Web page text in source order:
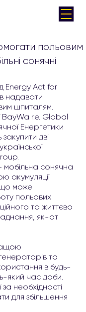
польовим
сонячні
Energy Act for
надавати
шпиталям.
BayWa r.e. Global
Енергетики
дві
мобільна сонячна
акумуляції
що може
польових
та життєво
як-от
та
в будь-
який час доби.
необхідності
для збільшення